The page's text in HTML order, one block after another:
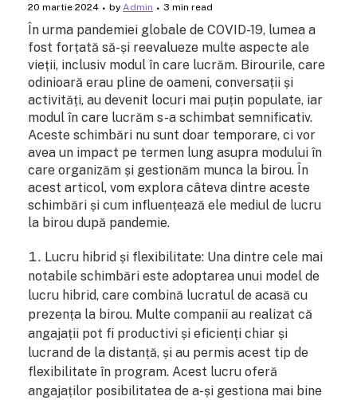
20 martie 2024 by Admin 3 min read
În urma pandemiei globale de COVID-19, lumea a
fost forțată să-și reevalueze multe aspecte ale
vieții, inclusiv modul în care lucrăm. Birourile, care
odinioară erau pline de oameni, conversații și
activități, au devenit locuri mai puțin populate, iar
modul în care lucrăm s-a schimbat semnificativ.
Aceste schimbări nu sunt doar temporare, ci vor
avea un impact pe termen lung asupra modului în
care organizăm și gestionăm munca la birou. În
acest articol, vom explora câteva dintre aceste
schimbări și cum influențează ele mediul de lucru
la birou după pandemie.
Lucru hibrid și flexibilitate: Una dintre cele mai
notabile schimbări este adoptarea unui model de
lucru hibrid, care combină lucratul de acasă cu
prezența la birou. Multe companii au realizat că
angajații pot fi productivi și eficienți chiar și
lucrand de la distanță, și au permis acest tip de
flexibilitate în program. Acest lucru oferă
angajaților posibilitatea de a-și gestiona mai bine